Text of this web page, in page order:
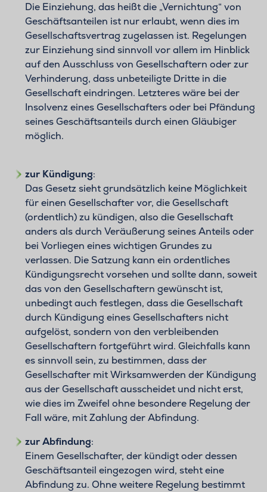
Die Einziehung, das heißt die „Vernichtung“ von
Geschäftsanteilen ist nur erlaubt, wenn dies im
Gesellschaftsvertrag zugelassen ist. Regelungen
zur Einziehung sind sinnvoll vor allem im Hinblick
auf den Ausschluss von Gesellschaftern oder zur
Verhinderung, dass unbeteiligte Dritte in die
Gesellschaft eindringen. Letzteres wäre bei der
Insolvenz eines Gesellschafters oder bei Pfändung
seines Geschäftsanteils durch einen Gläubiger
möglich.
zur Kündigung:
Das Gesetz sieht grundsätzlich keine Möglichkeit
für einen Gesellschafter vor, die Gesellschaft
(ordentlich) zu kündigen, also die Gesellschaft
anders als durch Veräußerung seines Anteils oder
bei Vorliegen eines wichtigen Grundes zu
verlassen. Die Satzung kann ein ordentliches
Kündigungsrecht vorsehen und sollte dann, soweit
das von den Gesellschaftern gewünscht ist,
unbedingt auch festlegen, dass die Gesellschaft
durch Kündigung eines Gesellschafters nicht
aufgelöst, sondern von den verbleibenden
Gesellschaftern fortgeführt wird. Gleichfalls kann
es sinnvoll sein, zu bestimmen, dass der
Gesellschafter mit Wirksamwerden der Kündigung
aus der Gesellschaft ausscheidet und nicht erst,
wie dies im Zweifel ohne besondere Regelung der
Fall wäre, mit Zahlung der Abfindung.
zur Abfindung:
Einem Gesellschafter, der kündigt oder dessen
Geschäftsanteil eingezogen wird, steht eine
Abfindung zu. Ohne weitere Regelung bestimmt